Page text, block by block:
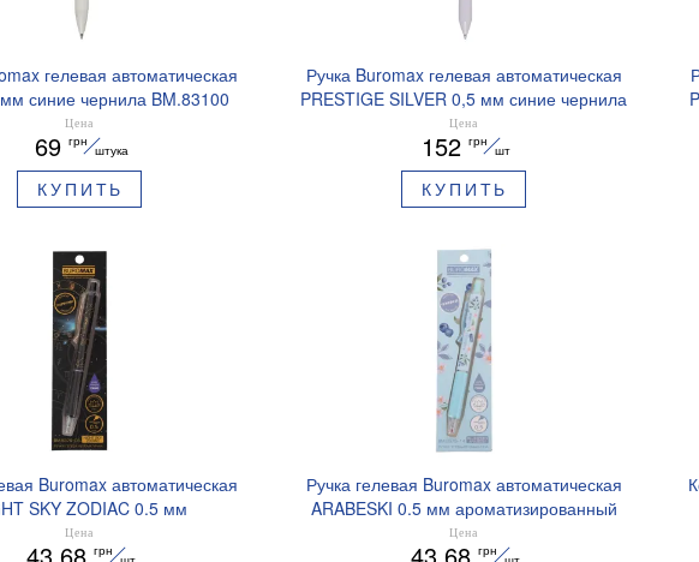
гелевая автоматическая
синие чернила BM.83100
Цена
69 грн
штука
КУПИТЬ
Ручка Buromax гелевая автоматическая
PRESTIGE SILVER 0,5 мм синие чернила
BM.83102
Цена
152 грн
шт
КУПИТЬ
Buromax автоматическая
SKY ZODIAC 0.5 мм
грипп синие чернила
BM.8379-01
Цена
43.68 грн
Ручка гелевая Buromax автоматическая
ARABESKI 0.5 мм ароматизированный
грипп синие чернила в блистере BM.8379-
02
Цена
43.68 грн